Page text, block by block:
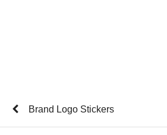
Brand Logo Stickers